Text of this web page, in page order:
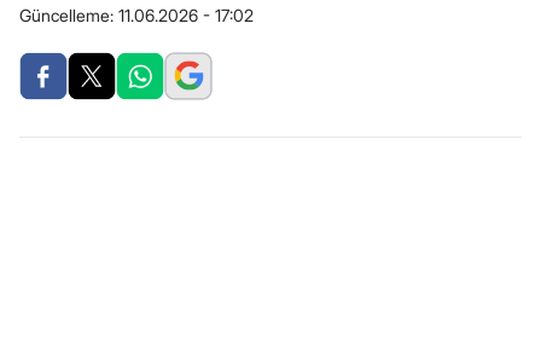
Güncelleme: 11.06.2026 - 17:02